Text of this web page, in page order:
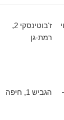
ז'בוטינסקי 2,
רמת-גן
הגביש 1, חיפה